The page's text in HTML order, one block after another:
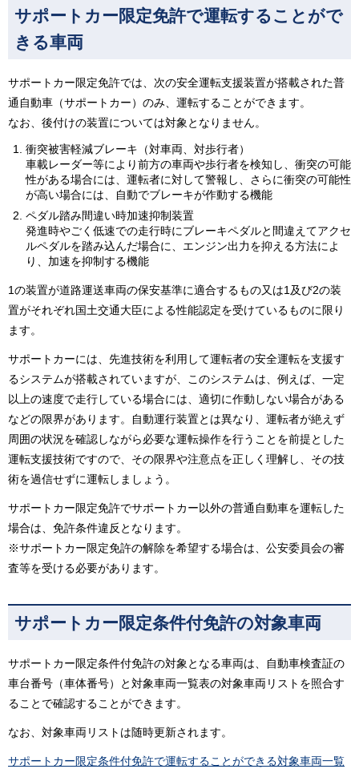
サポートカー限定免許で運転することがで
きる車両
サポートカー限定免許では、次の安全運転支援装置が搭載された普
通自動車（サポートカー）のみ、運転することができます。
なお、後付けの装置については対象となりません。
衝突被害軽減ブレーキ（対車両、対歩行者）
車載レーダー等により前方の車両や歩行者を検知し、衝突の可能
性がある場合には、運転者に対して警報し、さらに衝突の可能性
が高い場合には、自動でブレーキが作動する機能
ペダル踏み間違い時加速抑制装置
発進時やごく低速での走行時にブレーキペダルと間違えてアクセ
ルペダルを踏み込んだ場合に、エンジン出力を抑える方法によ
り、加速を抑制する機能
1の装置が道路運送車両の保安基準に適合するもの又は1及び2の装
置がそれぞれ国土交通大臣による性能認定を受けているものに限り
ます。
サポートカーには、先進技術を利用して運転者の安全運転を支援す
るシステムが搭載されていますが、このシステムは、例えば、一定
以上の速度で走行している場合には、適切に作動しない場合がある
などの限界があります。自動運行装置とは異なり、運転者が絶えず
周囲の状況を確認しながら必要な運転操作を行うことを前提とした
運転支援技術ですので、その限界や注意点を正しく理解し、その技
術を過信せずに運転しましょう。
サポートカー限定免許でサポートカー以外の普通自動車を運転した
場合は、免許条件違反となります。
※サポートカー限定免許の解除を希望する場合は、公安委員会の審
査等を受ける必要があります。
サポートカー限定条件付免許の対象車両
サポートカー限定条件付免許の対象となる車両は、自動車検査証の
車台番号（車体番号）と対象車両一覧表の対象車両リストを照合す
ることで確認することができます。
なお、対象車両リストは随時更新されます。
サポートカー限定条件付免許で運転することができる対象車両一覧